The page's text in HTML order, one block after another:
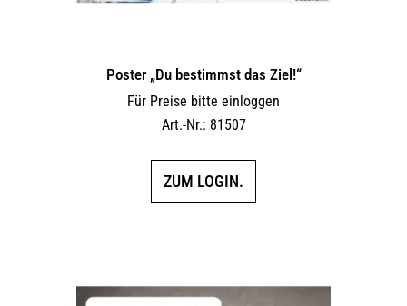
Poster „Du bestimmst das Ziel!“
Für Preise bitte einloggen
Art.-Nr.: 81507
ZUM LOGIN.